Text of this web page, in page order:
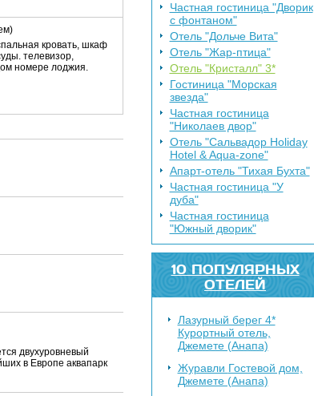
Частная гостиница "Дворик
с фонтаном"
Отель "Дольче Вита"
Отель "Жар-птица"
Отель "Кристалл" 3*
Гостиница "Морская
звезда"
Частная гостиница
"Николаев двор"
Отель "Сальвадор Holiday
Hotel & Aqua-zone"
Апарт-отель "Тихая Бухта"
Частная гостиница "У
дуба"
Частная гостиница
"Южный дворик"
10 ПОПУЛЯРНЫХ
ОТЕЛЕЙ
Лазурный берег 4*
Курортный отель,
Джемете (Анапа)
Журавли Гостевой дом,
Джемете (Анапа)
кровать, шкаф
телевизор,
номере лоджия.
двухуровневый
в Европе аквапарк